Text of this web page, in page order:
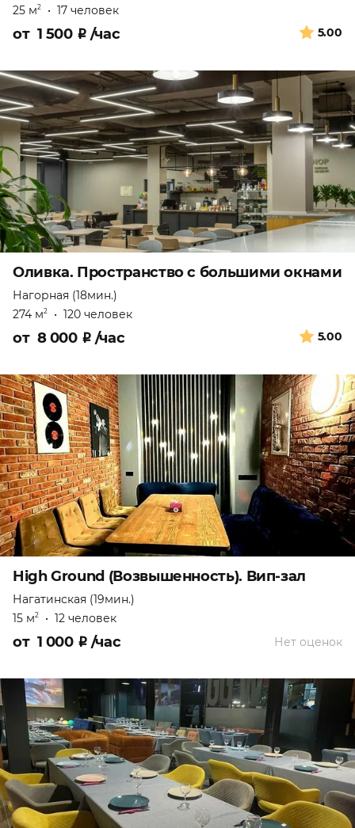
25 м2 • 17 человек
5.00
от 1 500 ₽ /час
Оливка. Пространство с большими окнами
Нагорная (18мин.)
274 м2 • 120 человек
5.00
от 8 000 ₽ /час
High Ground (Возвышенность). Вип-зал
Нагатинская (19мин.)
15 м2 • 12 человек
Нет оценок
от 1 000 ₽ /час